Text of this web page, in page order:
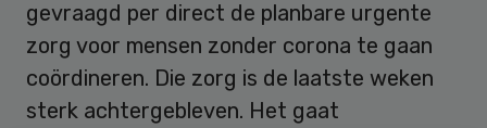
gevraagd per direct de planbare urgente
zorg voor mensen zonder corona te gaan
coördineren. Die zorg is de laatste weken
sterk achtergebleven. Het gaat